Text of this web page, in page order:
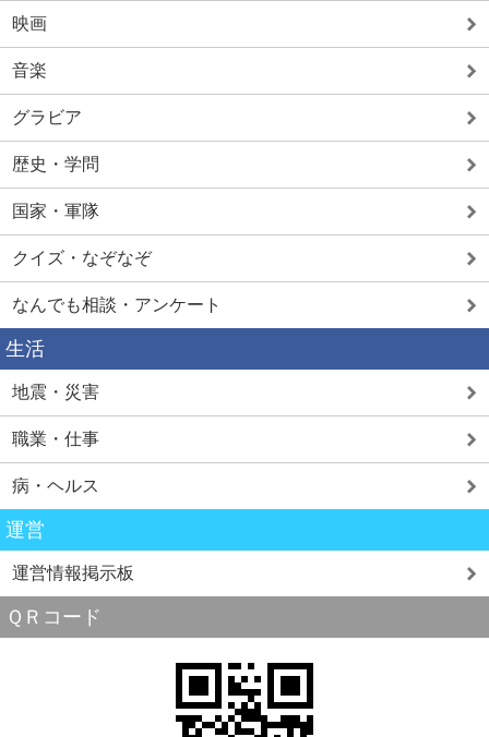
映画
音楽
グラビア
歴史・学問
国家・軍隊
クイズ・なぞなぞ
なんでも相談・アンケート
生活
地震・災害
職業・仕事
病・ヘルス
運営
運営情報掲示板
ＱＲコード